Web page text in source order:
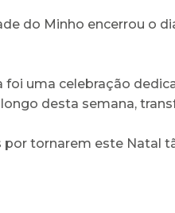
do Minho encerrou o
foi uma celebração
desta semana,
tornarem este Natal